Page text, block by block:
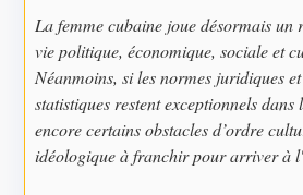
La femme cubaine joue désormais un
vie politique, économique, sociale et
Néanmoins, si les normes juridiques
statistiques restent exceptionnels
encore certains obstacles d’ordre
idéologique à franchir pour arriver à